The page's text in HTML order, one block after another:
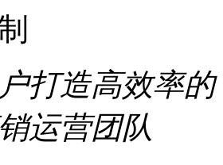
打造高效率的
运营团队